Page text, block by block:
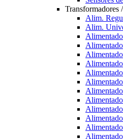
Transformadores
Alim.
Alim.